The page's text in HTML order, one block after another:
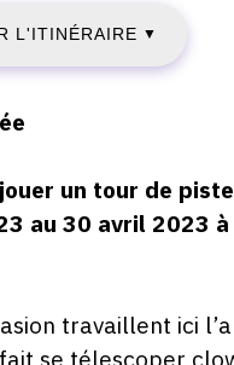
2023
30
2023
L'ITINÉRAIRE ▼
un tour de
au 30 avril 2023
travaillent ici
se télescoper